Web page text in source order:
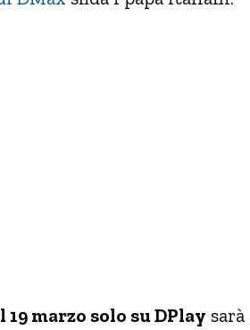
19 marzo solo su DPlay sarà